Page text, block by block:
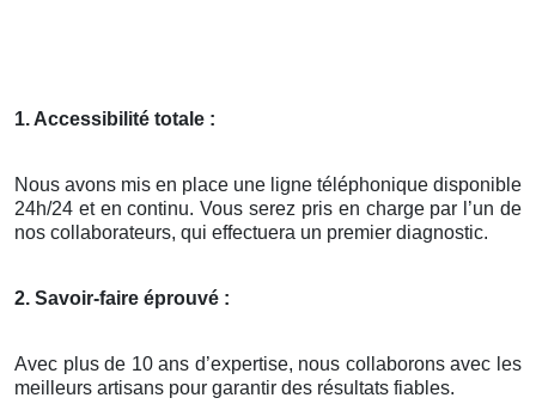
1. Accessibilité totale :
Nous avons mis en place une ligne téléphonique disponible
24h/24 et en continu. Vous serez pris en charge par l’un de
nos collaborateurs, qui effectuera un premier diagnostic.
2. Savoir-faire éprouvé :
Avec plus de 10 ans d’expertise, nous collaborons avec les
meilleurs artisans pour garantir des résultats fiables.